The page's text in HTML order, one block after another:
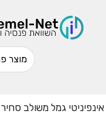
אינפיניטי גמל משולב סחיר